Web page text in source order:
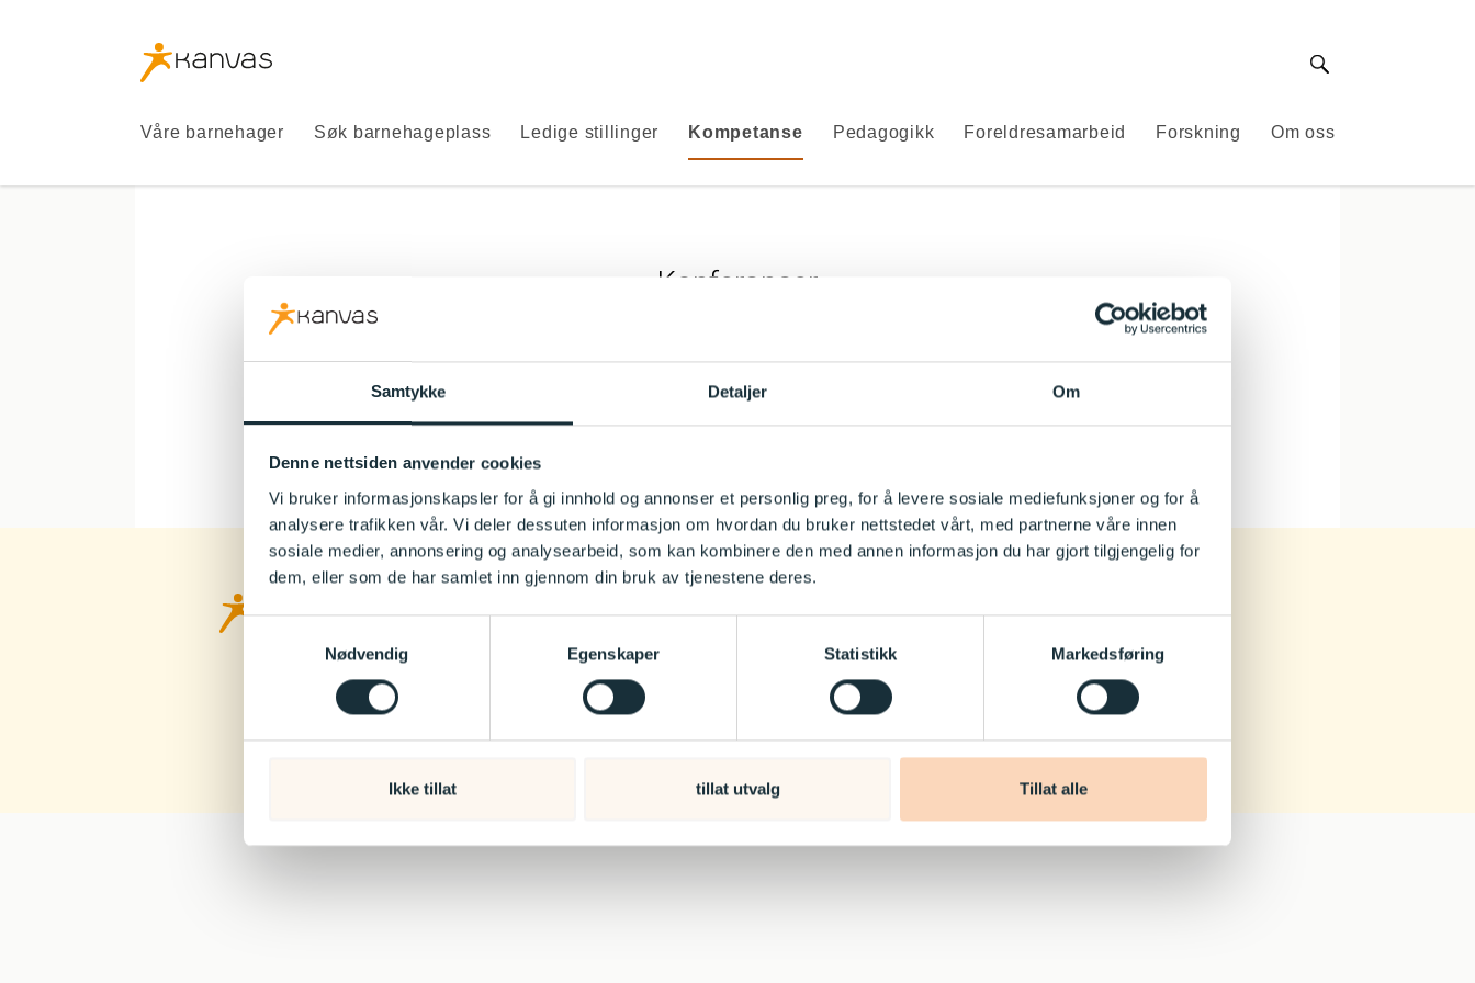
Samtykke Detaljer Om
Denne nettsiden anvender cookies
Vi bruker informasjonskapsler for å gi innhold og annonser et personlig preg, for å levere sosiale mediefunksjoner og for å
analysere trafikken vår. Vi deler dessuten informasjon om hvordan du bruker nettstedet vårt, med partnerne våre innen
sosiale medier, annonsering og analysearbeid, som kan kombinere den med annen informasjon du har gjort tilgjengelig for
dem, eller som de har samlet inn gjennom din bruk av tjenestene deres.
Nødvendig
Egenskaper Statistikk Markedsføring
Ikke tillat tillat utvalg Tillat alle
Kanvas
logo
Våre barnehager Søk barnehageplass Ledige stillinger Kompetanse Pedagogikk Foreldresamarbeid Forskning Om oss
Søk
Konferanser
forskning og knytter denne opp mot relevante eksempler fra praksisfeltet. Målet med
Kanvas
logo
Personvern